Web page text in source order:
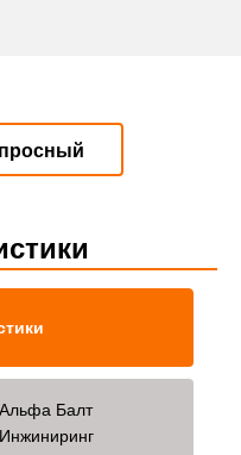
Альфа Балт
Инжиниринг